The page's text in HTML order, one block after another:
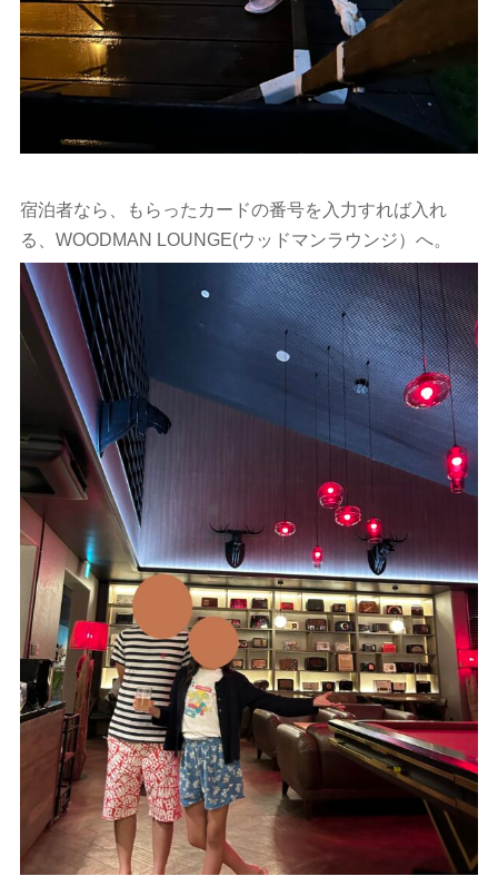
宿泊者なら、もらったカードの番号を入力すれば入れ
る、WOODMAN LOUNGE(ウッドマンラウンジ）へ。